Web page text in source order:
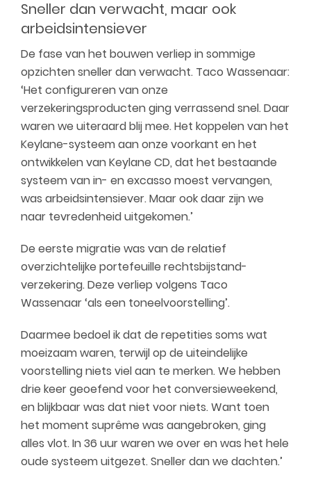
Sneller dan verwacht, maar ook
arbeidsintensiever
De fase van het bouwen verliep in sommige
opzichten sneller dan verwacht. Taco Wassenaar:
‘Het configureren van onze
verzekeringsproducten ging verrassend snel. Daar
waren we uiteraard blij mee. Het koppelen van het
Keylane-systeem aan onze voorkant en het
ontwikkelen van Keylane CD, dat het bestaande
systeem van in- en excasso moest vervangen,
was arbeidsintensiever. Maar ook daar zijn we
naar tevredenheid uitgekomen.’
De eerste migratie was van de relatief
overzichtelijke portefeuille rechtsbijstand-
verzekering. Deze verliep volgens Taco
Wassenaar ‘als een toneelvoorstelling’.
Daarmee bedoel ik dat de repetities soms wat
moeizaam waren, terwijl op de uiteindelijke
voorstelling niets viel aan te merken. We hebben
drie keer geoefend voor het conversieweekend,
en blijkbaar was dat niet voor niets. Want toen
het moment suprême was aangebroken, ging
alles vlot. In 36 uur waren we over en was het hele
oude systeem uitgezet. Sneller dan we dachten.’